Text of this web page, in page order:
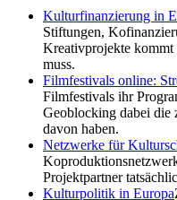
Kulturfinanzierung in
Stiftungen,
Kreativprojekte kommt
muss.
Filmfestivals online:
Filmfestivals ihr
Geoblocking dabei die
davon haben.
Netzwerke für
Projektpartner
Kulturpolitik in Europa